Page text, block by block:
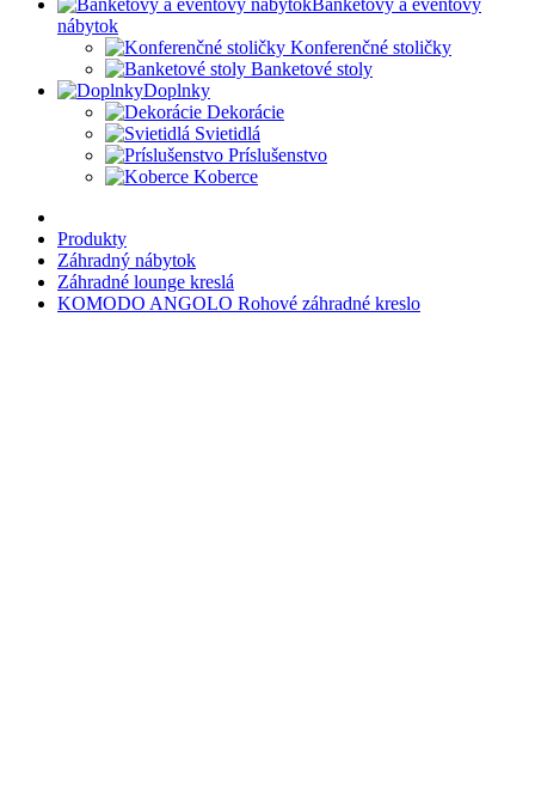
Banketový a eventový
nábytok
Konferenčné stoličky
Banketové stoly
Doplnky
Dekorácie
Svietidlá
Príslušenstvo
Koberce
Produkty
Záhradný nábytok
Záhradné lounge kreslá
KOMODO ANGOLO Rohové záhradné kreslo